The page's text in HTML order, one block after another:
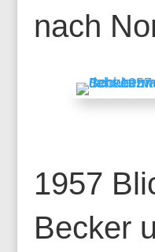
nach
1957
Becker